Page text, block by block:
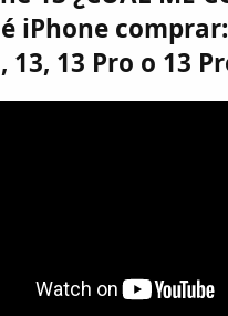
iPhone
13, 13 Pro o 13